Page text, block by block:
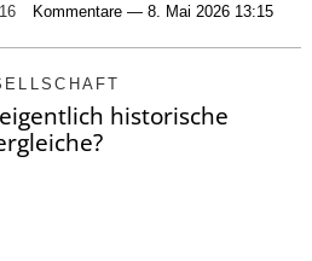
16 Kommentare — 8. Mai 2026 13:15
historische